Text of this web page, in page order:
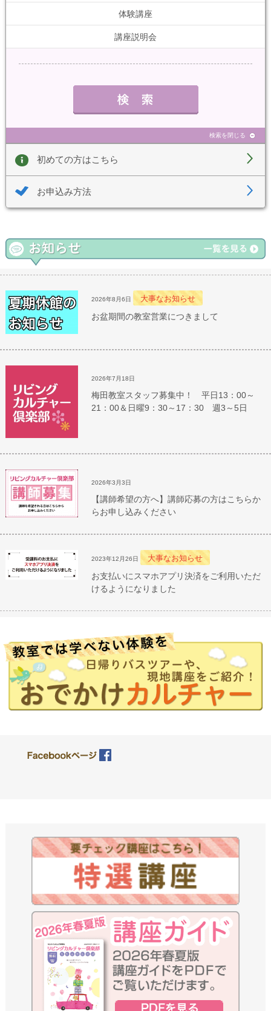
体験講座
講座説明会
検索を閉じる
初めての方はこちら
お申込み方法
2026年8月6日 大事なお知らせ
お盆期間の教室営業につきまして
2026年7月18日
梅田教室スタッフ募集中！ 平日13：00～
21：00＆日曜9：30～17：30 週3～5日
2026年3月3日
【講師希望の方へ】講師応募の方はこちらか
らお申し込みください
2023年12月26日 大事なお知らせ
お支払いにスマホアプリ決済をご利用いただ
けるようになりました